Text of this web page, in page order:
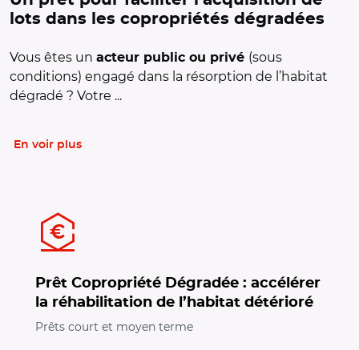
lots dans les copropriétés dégradées
Vous êtes un acteur public ou privé (sous
conditions) engagé dans la résorption de l’habitat
dégradé ? Votre ...
En voir plus
Prêt Copropriété Dégradée : accélérer
la réhabilitation de l’habitat détérioré
Prêts court et moyen terme